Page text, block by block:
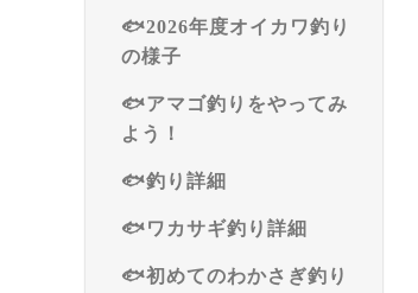
🐟2026年度オイカワ釣り
の様子
🐟アマゴ釣りをやってみ
よう！
🐟釣り詳細
🐟ワカサギ釣り詳細
🐟初めてのわかさぎ釣り